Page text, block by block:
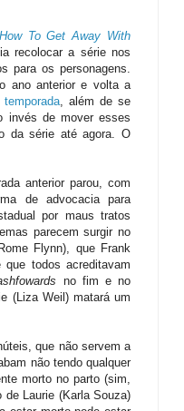
How To Get Away With
recolocar a série nos
para os personagens.
ano anterior e volta a
temporada , além de se
invés de mover esses
da série até agora. O
anterior parou, com
de advocacia para
por maus tratos
parecem surgir no
Flynn), que Frank
todos acreditavam
no fim e no
(Liza Weil) matará um
que não servem a
não tendo qualquer
morto no parto (sim,
Laurie (Karla Souza)